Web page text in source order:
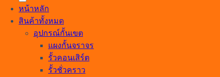
หน้าหลัก
สินค้าทั้งหมด
อุปกรณ์กั้นเขต
แผงกั้นจราจร
รั้วคอนเสิร์ต
รั้วชั่วคราว